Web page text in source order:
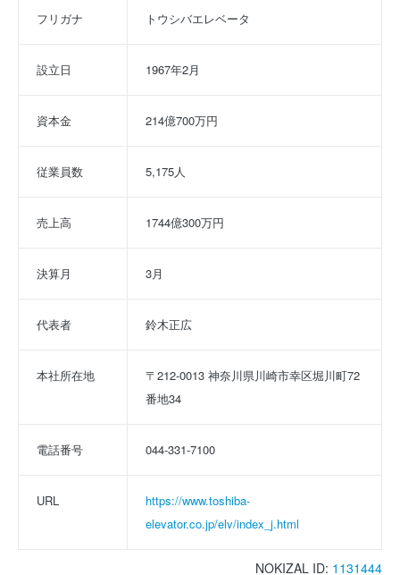
フリガナ トウシバエレベータ
設立日 1967年2月
資本金 214億700万円
従業員数 5,175人
売上高 1744億300万円
決算月 3月
代表者 鈴木正広
本社所在地
〒212-0013 神奈川県川崎市幸区堀川町72
番地34
電話番号 044-331-7100
URL
https://www.toshiba-
elevator.co.jp/elv/index_j.html
NOKIZAL ID: 1131444